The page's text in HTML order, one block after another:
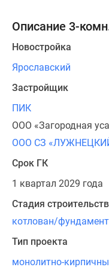
Описание 3-
Новостройка
Ярославский
Застройщик
ПИК
ООО «Загородная
ООО СЗ
Срок ГК
1 квартал 2029 года
Стадия
котлован/фундамент
Тип проекта
монолитно-